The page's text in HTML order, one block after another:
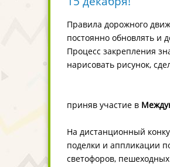
Правила дорожного
постоянно обновлять и
Процесс закрепления
нарисовать рисунок,
приняв участие в
На дистанционный
поделки и аппликации
светофоров,